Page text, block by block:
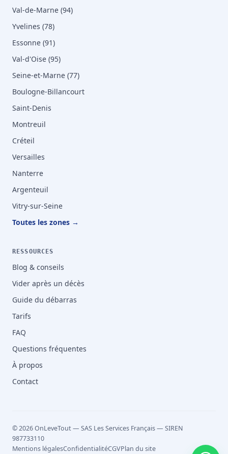
Val-de-Marne (94)
Yvelines (78)
Essonne (91)
Val-d'Oise (95)
Seine-et-Marne (77)
Boulogne-Billancourt
Saint-Denis
Montreuil
Créteil
Versailles
Nanterre
Argenteuil
Vitry-sur-Seine
Toutes les zones →
RESSOURCES
Blog & conseils
Vider après un décès
Guide du débarras
Tarifs
FAQ
Questions fréquentes
À propos
Contact
© 2026 OnLeveTout — SAS Les Services Français — SIREN
987733110
Mentions légalesConfidentialitéCGVPlan du site